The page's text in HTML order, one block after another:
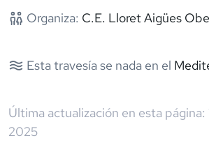
Organiza: C.E. Lloret Aigües
Esta travesía se nada en el
Última actualización en esta página:
2025